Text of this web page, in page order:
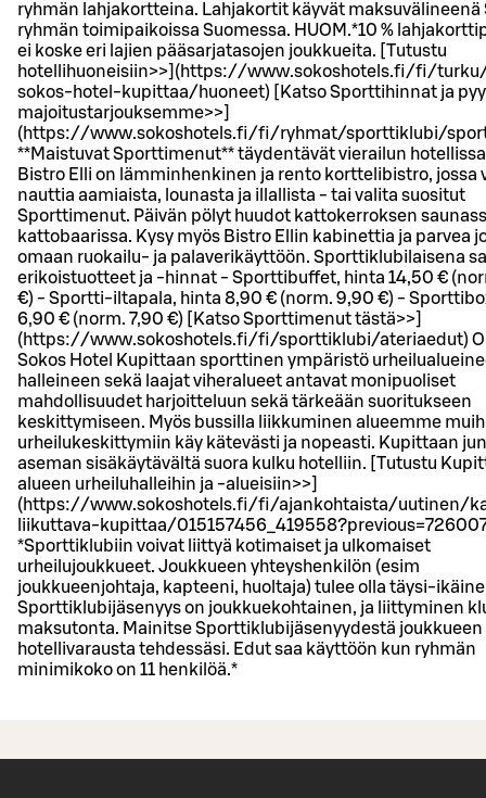
ryhmän lahjakortteina. Lahjakortit käyvät maksuvälineenä
ryhmän toimipaikoissa Suomessa. HUOM.*10 %
ei koske eri lajien pääsarjatasojen joukkueita. [Tutustu
hotellihuoneisiin>>](https://www.sokoshotels.fi/fi/
sokos-hotel-kupittaa/huoneet) [Katso Sporttihinnat ja
majoitustarjouksemme>>]
(https://www.sokoshotels.fi/fi/ryhmat/sporttiklubi/
**Maistuvat Sporttimenut** täydentävät vierailun
Bistro Elli on lämminhenkinen ja rento korttelibistro, jossa
nauttia aamiaista, lounasta ja illallista - tai valita suositut
Sporttimenut. Päivän pölyt huudot kattokerroksen
kattobaarissa. Kysy myös Bistro Ellin kabinettia ja parvea
omaan ruokailu- ja palaverikäyttöön. Sporttiklubilaisena
erikoistuotteet ja -hinnat - Sporttibuffet, hinta 14,50 €
€) - Sportti-iltapala, hinta 8,90 € (norm. 9,90 €) -
6,90 € (norm. 7,90 €) [Katso Sporttimenut tästä>>]
(https://www.sokoshotels.fi/fi/sporttiklubi/ateriaedut)
Sokos Hotel Kupittaan sporttinen ympäristö
halleineen sekä laajat viheralueet antavat monipuoliset
mahdollisuudet harjoitteluun sekä tärkeään suoritukseen
keskittymiseen. Myös bussilla liikkuminen alueemme
urheilukeskittymiin käy kätevästi ja nopeasti. Kupittaan
aseman sisäkäytävältä suora kulku hotelliin. [Tutustu
alueen urheiluhalleihin ja -alueisiin>>]
(https://www.sokoshotels.fi/fi/ajankohtaista/uutinen/
liikuttava-kupittaa/
*Sporttiklubiin voivat liittyä kotimaiset ja ulkomaiset
urheilujoukkueet. Joukkueen yhteyshenkilön (esim
joukkueenjohtaja, kapteeni, huoltaja) tulee olla täysi-
Sporttiklubijäsenyys on joukkuekohtainen, ja liittyminen
maksutonta. Mainitse Sporttiklubijäsenyydestä joukkueen
hotellivarausta tehdessäsi. Edut saa käyttöön kun ryhmän
minimikoko on 11 henkilöä.*